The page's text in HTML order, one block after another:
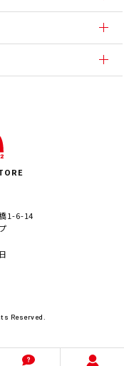
1-6-14
Reserved.